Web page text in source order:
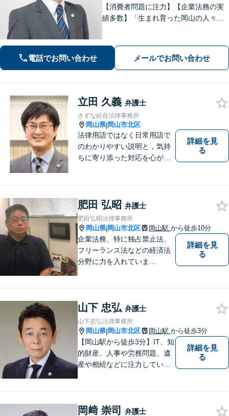
【消費者問題に注力】【企業法務の実
績多数】「生まれ育った岡山の人々の
実かつ確実な対応に努めてまいりま
す。お気軽にご相談ください。
電話でお問い合わせ メールでお問い合わせ
立田 久義 弁護士
きずな綜合法律事務所
岡山県|岡山市北区
法律用語ではなく日常用語で
のわかりやすい説明と，気持
ちに寄り添った対応を心がけ
詳細を見
る
肥田 弘昭 弁護士
肥田弘昭法律事務所
岡山県|岡山市北区 岡山駅 から徒歩10分
企業法務、特に独占禁止法、
フリーランス法などの経済法
分野に力を入れていま
詳細を見
る
山下 忠弘 弁護士
山下忠弘法律事務所
岡山県|岡山市北区 岡山駅 から徒歩3分
【岡山駅から徒歩3分】IT、知
的財産、人事や労務問題、遺
産や相続などに注力していま
相談ください。依頼者さまの
詳細を見
る
岡﨑 崇司 弁護士